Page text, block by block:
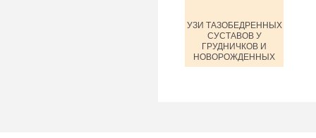
УЗИ ТАЗОБЕДРЕННЫХ
СУСТАВОВ У
ГРУДНИЧКОВ И
НОВОРОЖДЕННЫХ